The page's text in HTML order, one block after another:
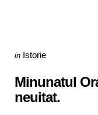
Categories
Posted
in Istorie
Minunatul
neuitat.